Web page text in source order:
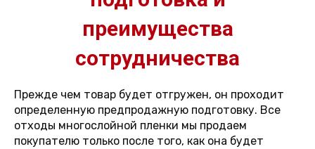
преимущества
сотрудничества
Прежде чем товар будет отгружен, он проходит
определенную предпродажную подготовку. Все
отходы многослойной пленки мы продаем
покупателю только после того, как она будет